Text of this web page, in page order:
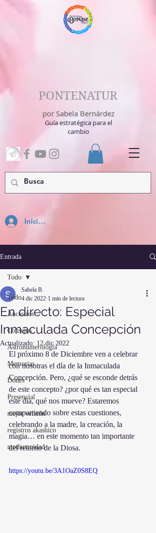
Inicia Sesión
PONTENATUR
por Sabela Bernárdez
Guía estratégica para el
cambio
Entrada
Todo
Ancestros
Consejos
Astronumerología
Memorias
Dones
Presencial
mejor versión
registros akashico
mediumnidad
Todo
En directo: Especial
Inmaculada Concepción
Sabela B.
4 dic 2022 1 min de lectura
Actualizado: 12 dic 2022
El próximo 8 de Diciembre ven a celebrar
con nosotras el día de la Inmaculada
Concepción. Pero, ¿qué se esconde detrás
de este concepto? ¿por qué es tan especial
este día, qué nos mueve? Estaremos
compartiendo sobre estas cuestiones,
celebrando a la madre, la creación, la
magia… en este momento tan importante
del retorno de la Diosa.
https://youtu.be/3A1OaZ0S8EQ